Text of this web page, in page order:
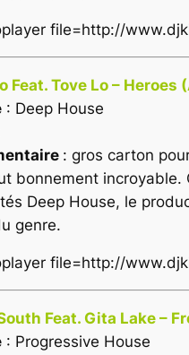
file=http://
Feat. Tove Lo – Heroes
: Deep House
: gros carton
bonnement incroyable.
Deep House, le
genre.
file=http://
Feat. Gita Lake –
: Progressive House